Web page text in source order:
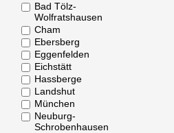
Bad Tölz-
Wolfratshausen
Cham
Ebersberg
Eggenfelden
Eichstätt
Hassberge
Landshut
München
Neuburg-
Schrobenhausen